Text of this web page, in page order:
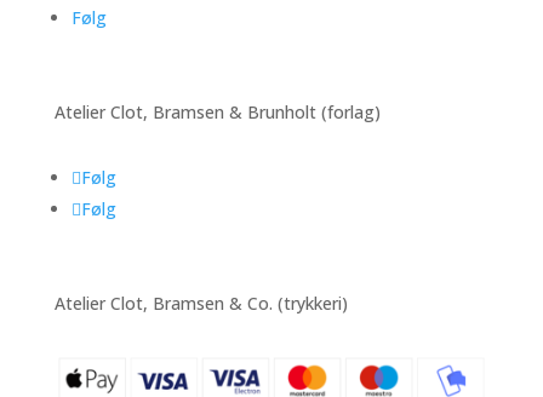
Følg
Atelier Clot, Bramsen & Brunholt (forlag)
Følg
Følg
Atelier Clot, Bramsen & Co. (trykkeri)